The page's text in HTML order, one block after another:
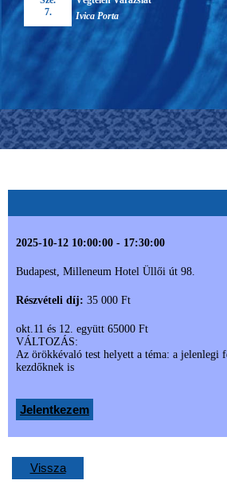
7.
Ivica Porta
2025-10-12 10:00:00 - 17:30:00
Budapest, Milleneum Hotel Üllői út 98.
Részvételi díj: 35 000 Ft
okt.11 és 12. együtt 65000 Ft
VÁLTOZÁS:
Az örökkévaló test helyett a téma: a
kezdőknek is
Jelentkezem
Vissza